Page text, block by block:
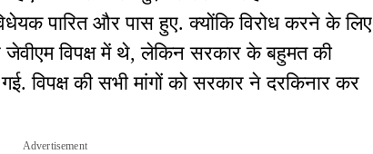
पारित और पास हुए. क्योंकि विरोध करने के लिए
विपक्ष में थे, लेकिन सरकार के बहुमत की
विपक्ष की सभी मांगों को सरकार ने दरकिनार कर
Advertisement